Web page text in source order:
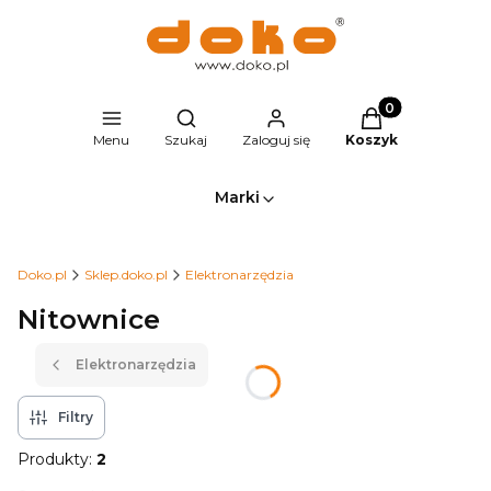
Menu
Otwórz wyszukiwarkę
Szukaj Zaloguj się
Produkty w
Koszyk
Marki
Doko.pl Sklep.doko.pl Elektronarzędzia
Nitownice
Elektronarzędzia
Filtry
Produkty: 2